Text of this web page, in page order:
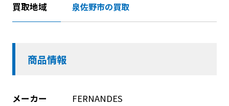
買取地域 泉佐野市の買取
商品情報
メーカー FERNANDES